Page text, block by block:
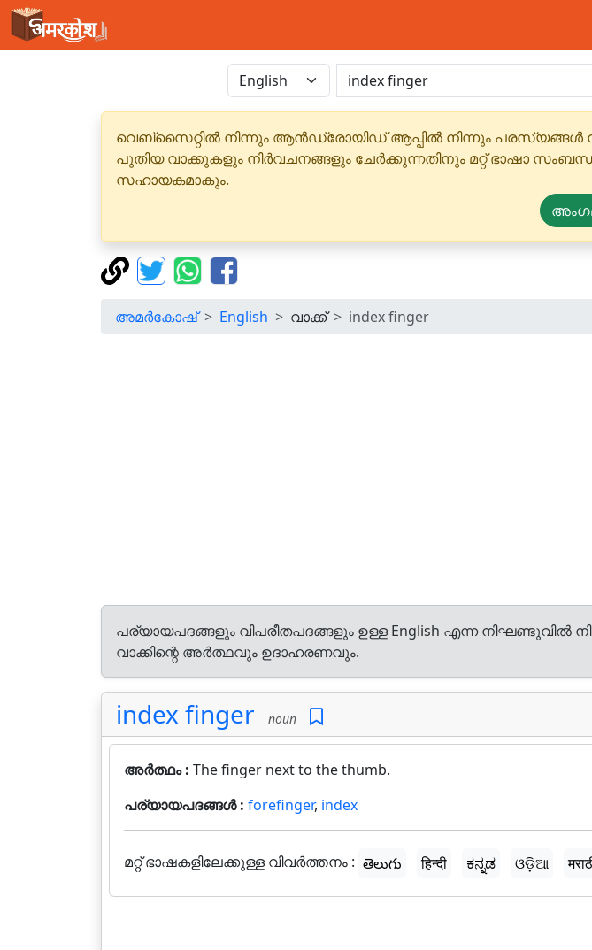
വെബ്‌സൈറ്റിൽ നിന്നും ആൻഡ്രോയിഡ് ആപ്പിൽ നിന്നും
പുതിയ വാക്കുകളും നിർവചനങ്ങളും ചേർക്കുന്നതിനും മറ്റ് ഭാഷാ
സഹായകമാകും.
അമർകോഷ് English വാക്ക് index finger
പര്യായപദങ്ങളും വിപരീതപദങ്ങളും ഉള്ള English എന്ന നിഘണ്ടുവിൽ
വാക്കിന്റെ അർത്ഥവും ഉദാഹരണവും.
index finger noun
അർത്ഥം : The finger next to the thumb.
പര്യായപദങ്ങൾ : forefinger, index
മറ്റ് ഭാഷകളിലേക്കുള്ള വിവർത്തനം : తెలుగు हिन्दी ಕನ್ನಡ ଓଡ଼ିଆ